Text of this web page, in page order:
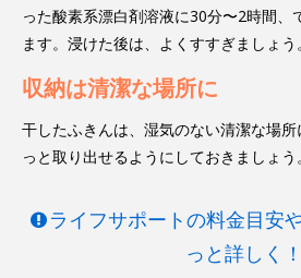
った酸素系漂白剤溶液に30分〜2時間、
ます。浸けた後は、よくすすぎましょう。
収納は清潔な場所に
干したふきんは、湿気のない清潔な場
っと取り出せるようにしておきましょう。
ライフサポートの料金目安
っと詳しく！